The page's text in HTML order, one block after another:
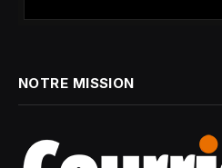
NOTRE MISSION